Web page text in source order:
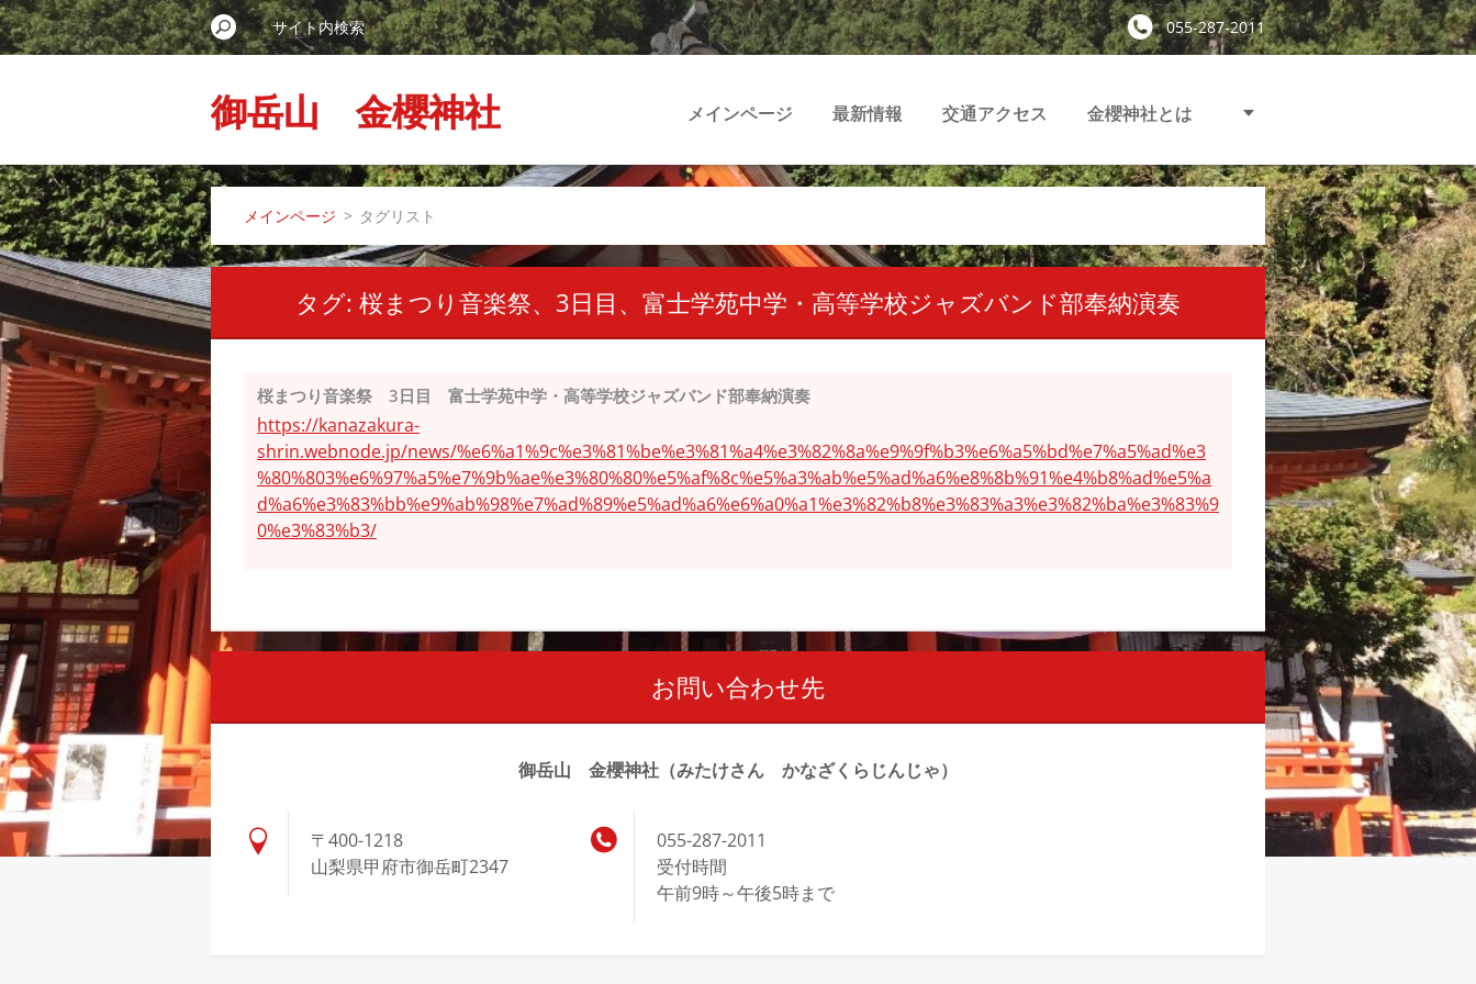
055-287-2011
御岳山 金櫻神社 メインページ 最新情報 交通アクセス 金櫻神社とは
メインページ > タグリスト
タグ: 桜まつり音楽祭、3日目、富士学苑中学・高等学校ジャズバンド部奉納演奏
桜まつり音楽祭 3日目 富士学苑中学・高等学校ジャズバンド部奉納演奏
https://kanazakura-
shrin.webnode.jp/news/%e6%a1%9c%e3%81%be%e3%81%a4%e3%82%8a%e9%9f%b3%e6%a5%bd%e7%a5%ad%e3
%80%803%e6%97%a5%e7%9b%ae%e3%80%80%e5%af%8c%e5%a3%ab%e5%ad%a6%e8%8b%91%e4%b8%ad%e5%a
d%a6%e3%83%bb%e9%ab%98%e7%ad%89%e5%ad%a6%e6%a0%a1%e3%82%b8%e3%83%a3%e3%82%ba%e3%83%9
0%e3%83%b3/
お問い合わせ先
御岳山 金櫻神社（みたけさん かなざくらじんじゃ）
〒400-1218
山梨県甲府市御岳町2347
055-287-2011
受付時間
午前9時～午後5時まで